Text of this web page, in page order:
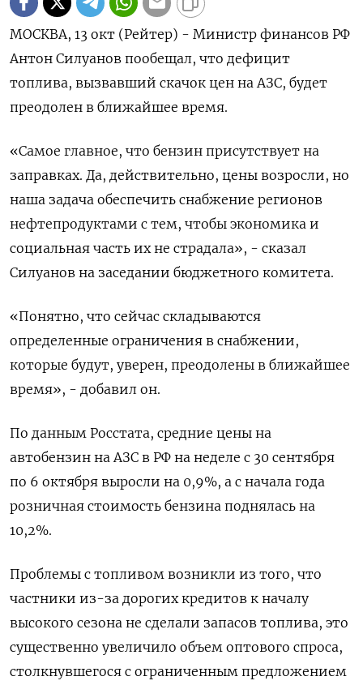
МОСКВА, 13 окт (Рейтер) - Министр финансов РФ
Антон Силуанов пообещал, что дефицит
топлива, вызвавший скачок цен на АЗС, будет
преодолен в ближайшее время.
«Самое главное, что бензин присутствует на
заправках. Да, действительно, цены возросли, но
наша задача обеспечить снабжение регионов
нефтепродуктами с тем, чтобы экономика и
социальная часть их не страдала», - сказал
Силуанов на заседании бюджетного комитета.
«Понятно, что сейчас складываются
определенные ограничения в снабжении,
которые будут, уверен, преодолены в ближайшее
время», - добавил он.
По данным Росстата, средние цены на
автобензин на АЗС в РФ на неделе с 30 сентября
по 6 октября выросли на 0,9%, а с начала года
розничная стоимость бензина поднялась на
10,2%.
Проблемы с топливом возникли из того, что
частники из-за дорогих кредитов к началу
высокого сезона не сделали запасов топлива, это
существенно увеличило объем оптового спроса,
столкнувшегося с ограниченным предложением